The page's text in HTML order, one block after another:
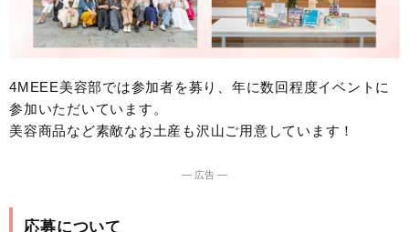
4MEEE美容部では参加者を募り、年に数回程度イベントに
参加いただいています。
美容商品など素敵なお土産も沢山ご用意しています！
― 広告 ―
応募について